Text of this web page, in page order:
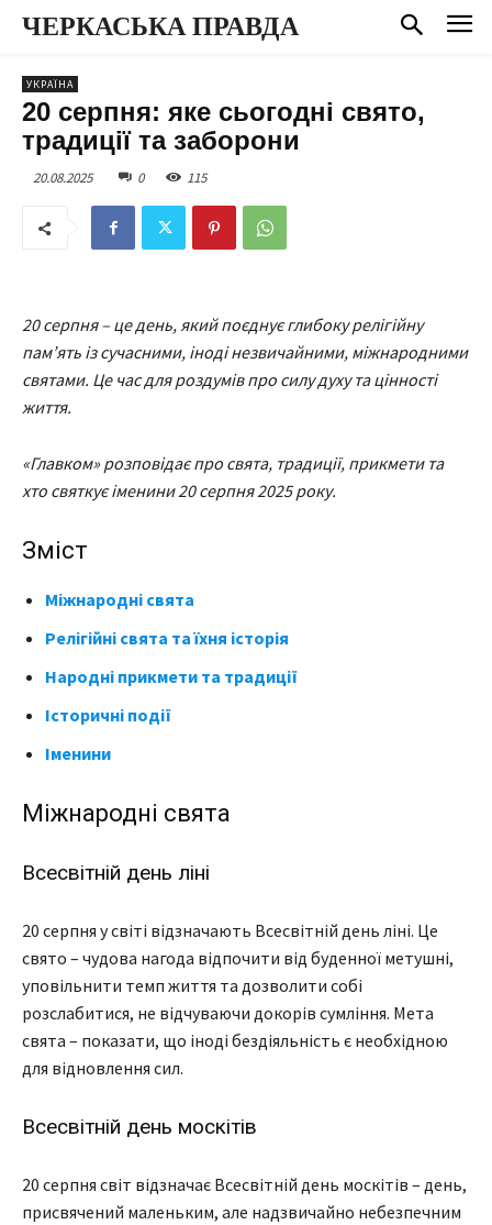
ЧЕРКАСЬКА ПРАВДА
УКРАЇНА
20 серпня: яке сьогодні свято,
традиції та заборони
20.08.2025 0 115
20 серпня – це день, який поєднує глибоку релігійну
пам’ять із сучасними, іноді незвичайними, міжнародними
святами. Це час для роздумів про силу духу та цінності
життя.
«Главком» розповідає про свята, традиції, прикмети та
хто святкує іменини 20 серпня 2025 року.
Зміст
Міжнародні свята
Релігійні свята та їхня історія
Народні прикмети та традиції
Історичні події
Іменини
Міжнародні свята
Всесвітній день ліні
20 серпня у світі відзначають Всесвітній день ліні. Це
свято – чудова нагода відпочити від буденної метушні,
уповільнити темп життя та дозволити собі
розслабитися, не відчуваючи докорів сумління. Мета
свята – показати, що іноді бездіяльність є необхідною
для відновлення сил.
Всесвітній день москітів
20 серпня світ відзначає Всесвітній день москітів – день,
присвячений маленьким, але надзвичайно небезпечним